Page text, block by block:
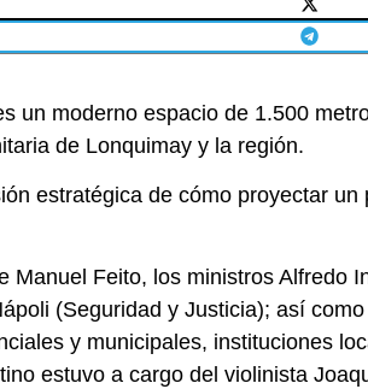
un moderno espacio de 1.500
de Lonquimay y la región.
estratégica de cómo proyectar
Feito, los ministros
(Seguridad y Justicia); así
y municipales, instituciones
estuvo a cargo del violinista